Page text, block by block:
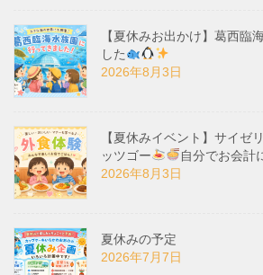
【夏休みお出かけ】葛西臨
した
2026年8月3日
【夏休みイベント】サイゼ
ッツゴー
自分でお会計
2026年8月3日
夏休みの予定
2026年7月7日